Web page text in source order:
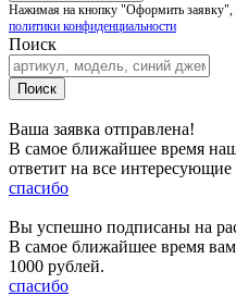
Нажимая на кнопку "Оформить
политики конфиденциальности
Поиск
Ваша заявка отправлена!
В самое ближайшее время
ответит на все
спасибо
Вы успешно подписаны на
В самое ближайшее время
1000 рублей.
спасибо